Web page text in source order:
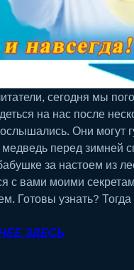
сегодня мы
на нас после
Они могут
перед зимней
за настоем из
с вами моими
Готовы узнать? Тогда
ЗДЕСЬ